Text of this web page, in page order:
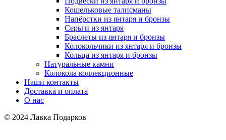
Кошельковые талисманы
Напёрстки из янтаря и бронзы
Серьги из янтаря
Браслеты из янтаря и бронзы
Колокольчики из янтаря и бронзы
Кольца из янтаря и бронзы
Натуральные камни
Колокола коллекционные
Наши контакты
Доставка и оплата
О нас
© 2024 Лавка Подарков